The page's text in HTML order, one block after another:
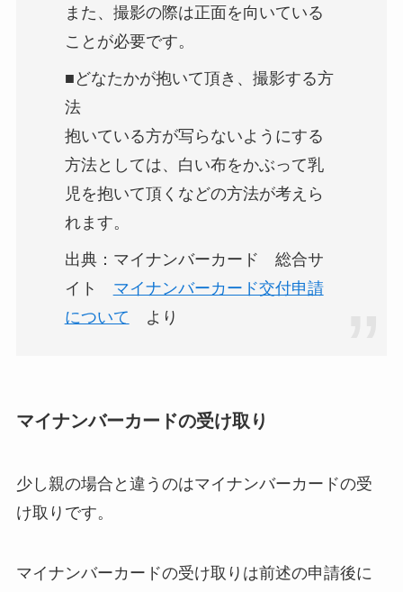
また、撮影の際は正面を向いている
ことが必要です。
■どなたかが抱いて頂き、撮影する方
法
抱いている方が写らないようにする
方法としては、白い布をかぶって乳
児を抱いて頂くなどの方法が考えら
れます。
出典：マイナンバーカード 総合サ
イト マイナンバーカード交付申請
について より
マイナンバーカードの受け取り
少し親の場合と違うのはマイナンバーカードの受
け取りです。
マイナンバーカードの受け取りは前述の申請後に